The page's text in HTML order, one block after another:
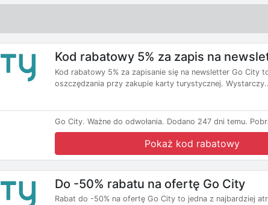
Kod rabatowy 5% za zapis na
Kod rabatowy 5% za zapisanie się na newsletter Go City
oszczędzania przy zakupie karty turystycznej.
Go City. Ważne do odwołania. Dodano 247 dni temu.
Pokaż kod rabatowy
Do -50% rabatu na ofertę Go City
Rabat do -50% na ofertę Go City to jedna z najbardziej